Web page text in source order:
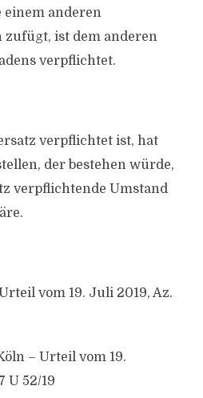
einem anderen
zufügt, ist dem anderen
verpflichtet.
verpflichtet ist, hat
der bestehen würde,
verpflichtende Umstand
vom 19. Juli 2019, Az.
– Urteil vom 19.
U 52/19